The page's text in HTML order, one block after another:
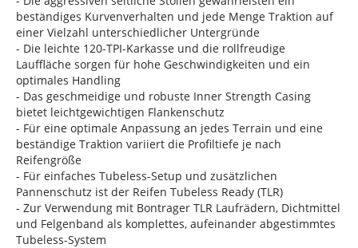
beständiges Kurvenverhalten und jede Menge Traktion auf
einer Vielzahl unterschiedlicher Untergründe
- Die leichte 120-TPI-Karkasse und die rollfreudige
Lauffläche sorgen für hohe Geschwindigkeiten und ein
optimales Handling
- Das geschmeidige und robuste Inner Strength Casing
bietet leichtgewichtigen Flankenschutz
- Für eine optimale Anpassung an jedes Terrain und eine
beständige Traktion variiert die Profiltiefe je nach
Reifengröße
- Für einfaches Tubeless-Setup und zusätzlichen
Pannenschutz ist der Reifen Tubeless Ready (TLR)
- Zur Verwendung mit Bontrager TLR Laufrädern, Dichtmittel
und Felgenband als komplettes, aufeinander abgestimmtes
Tubeless-System